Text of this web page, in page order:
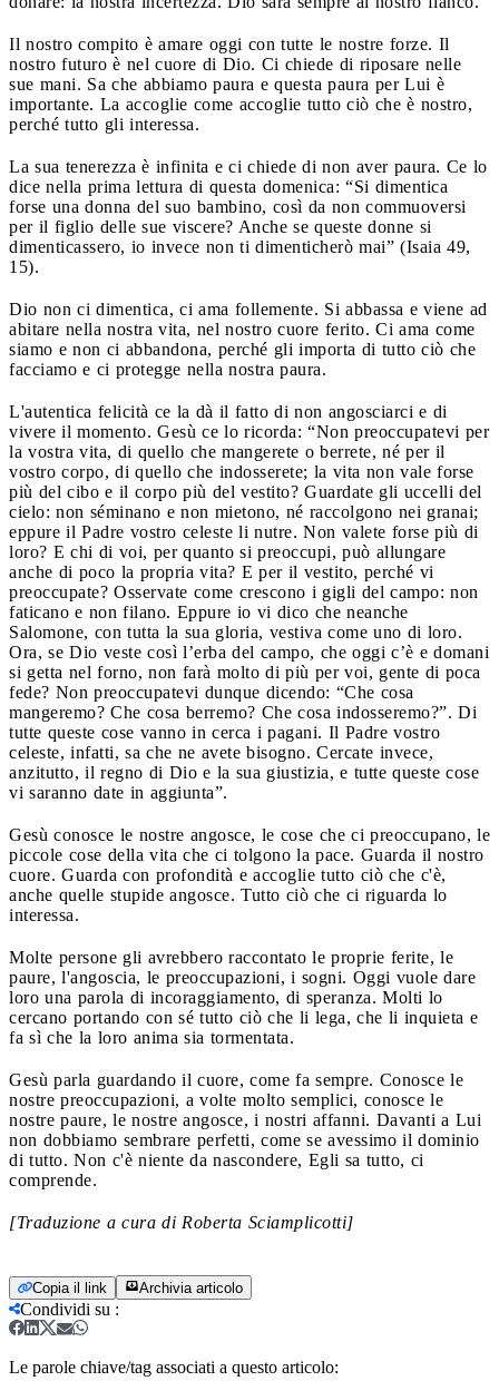
Il nostro compito è amare oggi con tutte le nostre forze. Il
nostro futuro è nel cuore di Dio. Ci chiede di riposare nelle
sue mani. Sa che abbiamo paura e questa paura per Lui è
importante. La accoglie come accoglie tutto ciò che è nostro,
perché tutto gli interessa.
La sua tenerezza è infinita e ci chiede di non aver paura. Ce lo
dice nella prima lettura di questa domenica: “Si dimentica
forse una donna del suo bambino, così da non commuoversi
per il figlio delle sue viscere? Anche se queste donne si
dimenticassero, io invece non ti dimenticherò mai” (Isaia 49,
15).
Dio non ci dimentica, ci ama follemente. Si abbassa e viene ad
abitare nella nostra vita, nel nostro cuore ferito. Ci ama come
siamo e non ci abbandona, perché gli importa di tutto ciò che
facciamo e ci protegge nella nostra paura.
L'autentica felicità ce la dà il fatto di non angosciarci e di
vivere il momento. Gesù ce lo ricorda: “Non preoccupatevi per
la vostra vita, di quello che mangerete o berrete, né per il
vostro corpo, di quello che indosserete; la vita non vale forse
più del cibo e il corpo più del vestito? Guardate gli uccelli del
cielo: non séminano e non mietono, né raccolgono nei granai;
eppure il Padre vostro celeste li nutre. Non valete forse più di
loro? E chi di voi, per quanto si preoccupi, può allungare
anche di poco la propria vita? E per il vestito, perché vi
preoccupate? Osservate come crescono i gigli del campo: non
faticano e non filano. Eppure io vi dico che neanche
Salomone, con tutta la sua gloria, vestiva come uno di loro.
Ora, se Dio veste così l’erba del campo, che oggi c’è e domani
si getta nel forno, non farà molto di più per voi, gente di poca
fede? Non preoccupatevi dunque dicendo: “Che cosa
mangeremo? Che cosa berremo? Che cosa indosseremo?”. Di
tutte queste cose vanno in cerca i pagani. Il Padre vostro
celeste, infatti, sa che ne avete bisogno. Cercate invece,
anzitutto, il regno di Dio e la sua giustizia, e tutte queste cose
vi saranno date in aggiunta”.
Gesù conosce le nostre angosce, le cose che ci preoccupano, le
piccole cose della vita che ci tolgono la pace. Guarda il nostro
cuore. Guarda con profondità e accoglie tutto ciò che c'è,
anche quelle stupide angosce. Tutto ciò che ci riguarda lo
interessa.
Molte persone gli avrebbero raccontato le proprie ferite, le
paure, l'angoscia, le preoccupazioni, i sogni. Oggi vuole dare
loro una parola di incoraggiamento, di speranza. Molti lo
cercano portando con sé tutto ciò che li lega, che li inquieta e
fa sì che la loro anima sia tormentata.
Gesù parla guardando il cuore, come fa sempre. Conosce le
nostre preoccupazioni, a volte molto semplici, conosce le
nostre paure, le nostre angosce, i nostri affanni. Davanti a Lui
non dobbiamo sembrare perfetti, come se avessimo il dominio
di tutto. Non c'è niente da nascondere, Egli sa tutto, ci
comprende.
[Traduzione a cura di Roberta Sciamplicotti]
Copia il link Archivia articolo
Condividi su :
Le parole chiave/tag associati a questo articolo: